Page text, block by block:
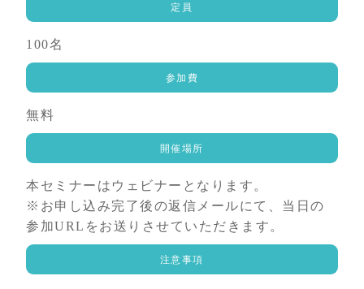
定員
100名
参加費
無料
開催場所
本セミナーはウェビナーとなります。
※お申し込み完了後の返信メールにて、当日の
参加URLをお送りさせていただきます。
注意事項